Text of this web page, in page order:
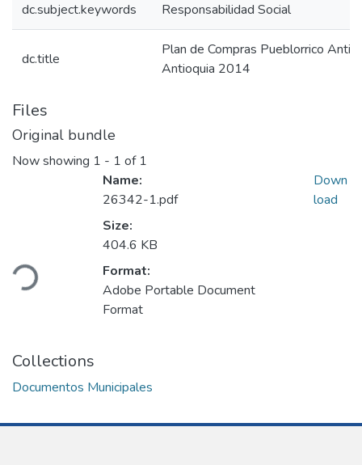
dc.subject.keywords Responsabilidad Social
dc.title
Plan de Compras Pueblorrico
Antioquia 2014
Files
Original bundle
Now showing 1 - 1 of 1
Loading...
Name:
26342-1.pdf
Size:
404.6 KB
Format:
Adobe Portable Document
Format
Down
load
Collections
Documentos Municipales